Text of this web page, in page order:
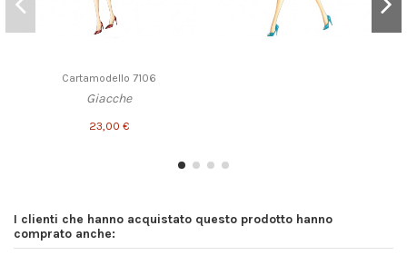
Cartamodello 7106
Giacche
23,00 €
I clienti che hanno acquistato questo prodotto hanno
comprato anche: